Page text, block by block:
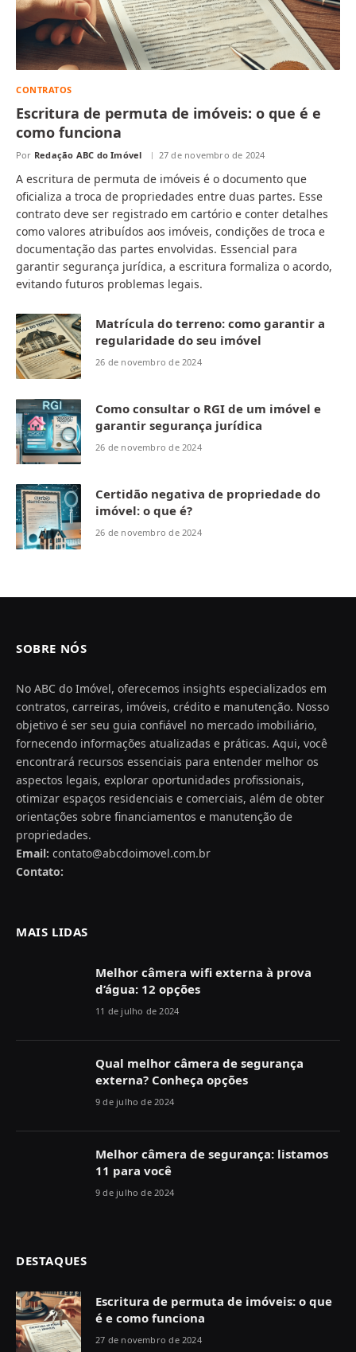
CONTRATOS
Escritura de permuta de imóveis: o que é e
como funciona
Por Redação ABC do Imóvel 27 de novembro de 2024
A escritura de permuta de imóveis é o documento que
oficializa a troca de propriedades entre duas partes. Esse
contrato deve ser registrado em cartório e conter detalhes
como valores atribuídos aos imóveis, condições de troca e
documentação das partes envolvidas. Essencial para
garantir segurança jurídica, a escritura formaliza o acordo,
evitando futuros problemas legais.
Matrícula do terreno: como garantir a
regularidade do seu imóvel
26 de novembro de 2024
Como consultar o RGI de um imóvel e
garantir segurança jurídica
26 de novembro de 2024
Certidão negativa de propriedade do
imóvel: o que é?
26 de novembro de 2024
SOBRE NÓS
No ABC do Imóvel, oferecemos insights especializados em
contratos, carreiras, imóveis, crédito e manutenção. Nosso
objetivo é ser seu guia confiável no mercado imobiliário,
fornecendo informações atualizadas e práticas. Aqui, você
encontrará recursos essenciais para entender melhor os
aspectos legais, explorar oportunidades profissionais,
otimizar espaços residenciais e comerciais, além de obter
orientações sobre financiamentos e manutenção de
propriedades.
Email: contato@abcdoimovel.com.br
Contato:
MAIS LIDAS
Melhor câmera wifi externa à prova
d’água: 12 opções
11 de julho de 2024
Qual melhor câmera de segurança
externa? Conheça opções
9 de julho de 2024
Melhor câmera de segurança: listamos
11 para você
9 de julho de 2024
DESTAQUES
Escritura de permuta de imóveis: o que
é e como funciona
27 de novembro de 2024